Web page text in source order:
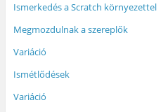
Ismerkedés a Scratch környezettel
Megmozdulnak a szereplők
Variáció
Ismétlődések
Variáció